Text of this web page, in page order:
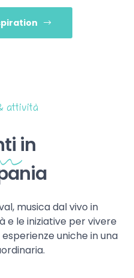
attività
in
musica dal vivo in
e le iniziative per vivere
uniche in una